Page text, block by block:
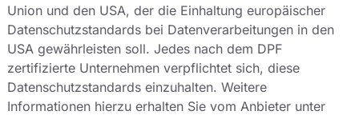
Union und den USA, der die Einhaltung europäischer
Datenschutzstandards bei Datenverarbeitungen in den
USA gewährleisten soll. Jedes nach dem DPF
zertifizierte Unternehmen verpflichtet sich, diese
Datenschutzstandards einzuhalten. Weitere
Informationen hierzu erhalten Sie vom Anbieter unter